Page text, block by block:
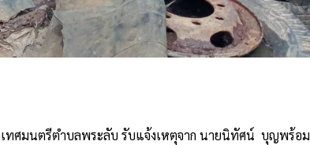
ศมนตรีตำบลพระลับ รับแจ้งเหตุจาก นายนิทัศน์ บุญพร้อม